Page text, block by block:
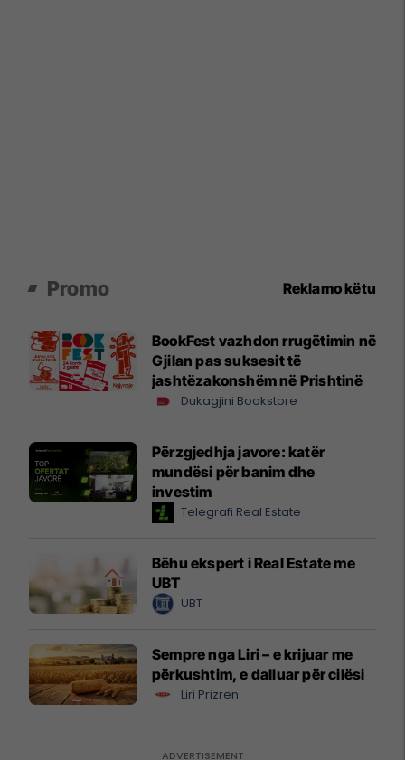
Promo Reklamo këtu
BookFest vazhdon rrugëtimin në
Gjilan pas suksesit të
jashtëzakonshëm në Prishtinë
Dukagjini Bookstore
Përzgjedhja javore: katër
mundësi për banim dhe
investim
Telegrafi Real Estate
Bëhu ekspert i Real Estate me
UBT
UBT
Sempre nga Liri – e krijuar me
përkushtim, e dalluar për cilësi
Liri Prizren